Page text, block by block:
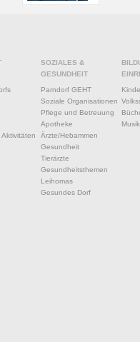
SOZIALES &
GESUNDHEIT
Parndorf GEHT
Soziale Organisationen
Pflege und Betreuung
Apotheke
Ärzte/Hebammen
Gesundheit
Tierärzte
Gesundheitsthemen
Leihomas
Gesundes Dorf